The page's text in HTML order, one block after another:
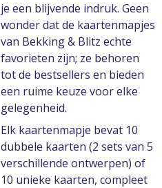
je een blijvende indruk. Geen
wonder dat de kaartenmapjes
van Bekking & Blitz echte
favorieten zijn; ze behoren
tot de bestsellers en bieden
een ruime keuze voor elke
gelegenheid.
Elk kaartenmapje bevat 10
dubbele kaarten (2 sets van 5
verschillende ontwerpen) of
10 unieke kaarten, compleet